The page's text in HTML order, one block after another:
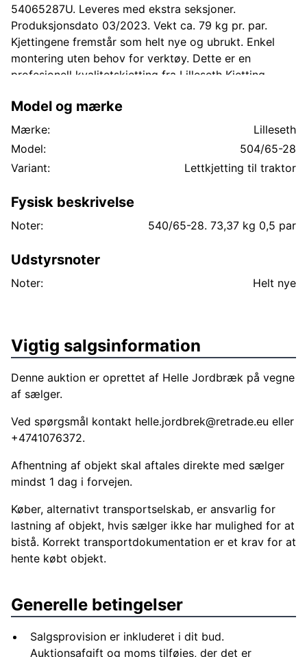
54065287U. Leveres med ekstra seksjoner.
Produksjonsdato 03/2023. Vekt ca. 79 kg pr. par.
Kjettingene fremstår som helt nye og ubrukt. Enkel
montering uten behov for verktøy. Dette er en
profesjonell kvalitetskjetting fra Lilleseth Kjetting,
under krevende forhold.
Nypris på tils
Model og mærke
Mærke:
Lilleseth
Model:
504/65-28
Variant:
Lettkjetting til traktor
Fysisk beskrivelse
Noter: 540/65-28. 73,37 kg 0,5 par
Udstyrsnoter
Noter: Helt nye
Vigtig salgsinformation
Denne auktion er oprettet af Helle Jordbræk på vegne
af sælger.
Ved spørgsmål kontakt helle.jordbrek@retrade.eu eller
+4741076372.
Afhentning af objekt skal aftales direkte med sælger
mindst 1 dag i forvejen.
Køber, alternativt transportselskab, er ansvarlig for
lastning af objekt, hvis sælger ikke har mulighed for at
bistå. Korrekt transportdokumentation er et krav for at
hente købt objekt.
Generelle betingelser
Salgsprovision er inkluderet i dit bud.
Auktionsafgift og moms tilføjes, der det er